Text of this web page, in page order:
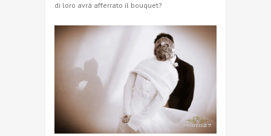
di loro avrà afferrato il bouquet?